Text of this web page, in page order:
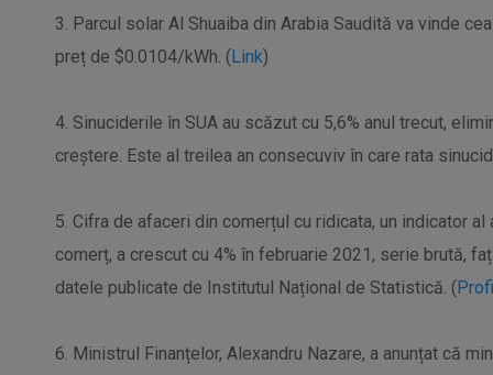
3. Parcul solar Al Shuaiba din Arabia Saudită va vinde
preț de $0.0104/kWh. (Link)
4. Sinuciderile în SUA au scăzut cu 5,6% anul trecut,
creștere. Este al treilea an consecuviv în care rata
5. Cifra de afaceri din comerțul cu ridicata, un indicator
comerț, a crescut cu 4% în februarie 2021, serie brută,
datele publicate de Institutul Național de Statistică. (
6. Ministrul Finanțelor, Alexandru Nazare, a anunțat că